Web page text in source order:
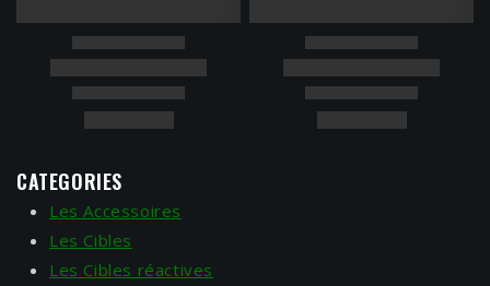
CATEGORIES
Les Accessoires
Les Cibles
Les Cibles réactives